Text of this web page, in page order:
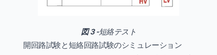
図 3 -短絡テスト
開回路試験と短絡回路試験のシミュレーション